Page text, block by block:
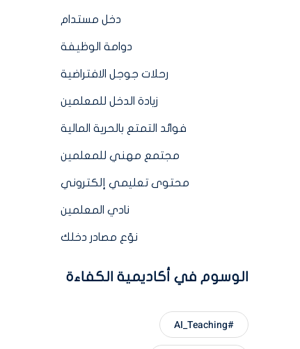
دخل مستدام
دوامة الوظيفة
رحلات جوجل الافتراضية
زيادة الدخل للمعلمين
فوائد التمتع بالحرية المالية
مجتمع مهني للمعلمين
محتوى تعليمي إلكتروني
نادي المعلمين
نوّع مصادر دخلك
الوسوم في أكاديمية الكفاءة
#AI_Teaching